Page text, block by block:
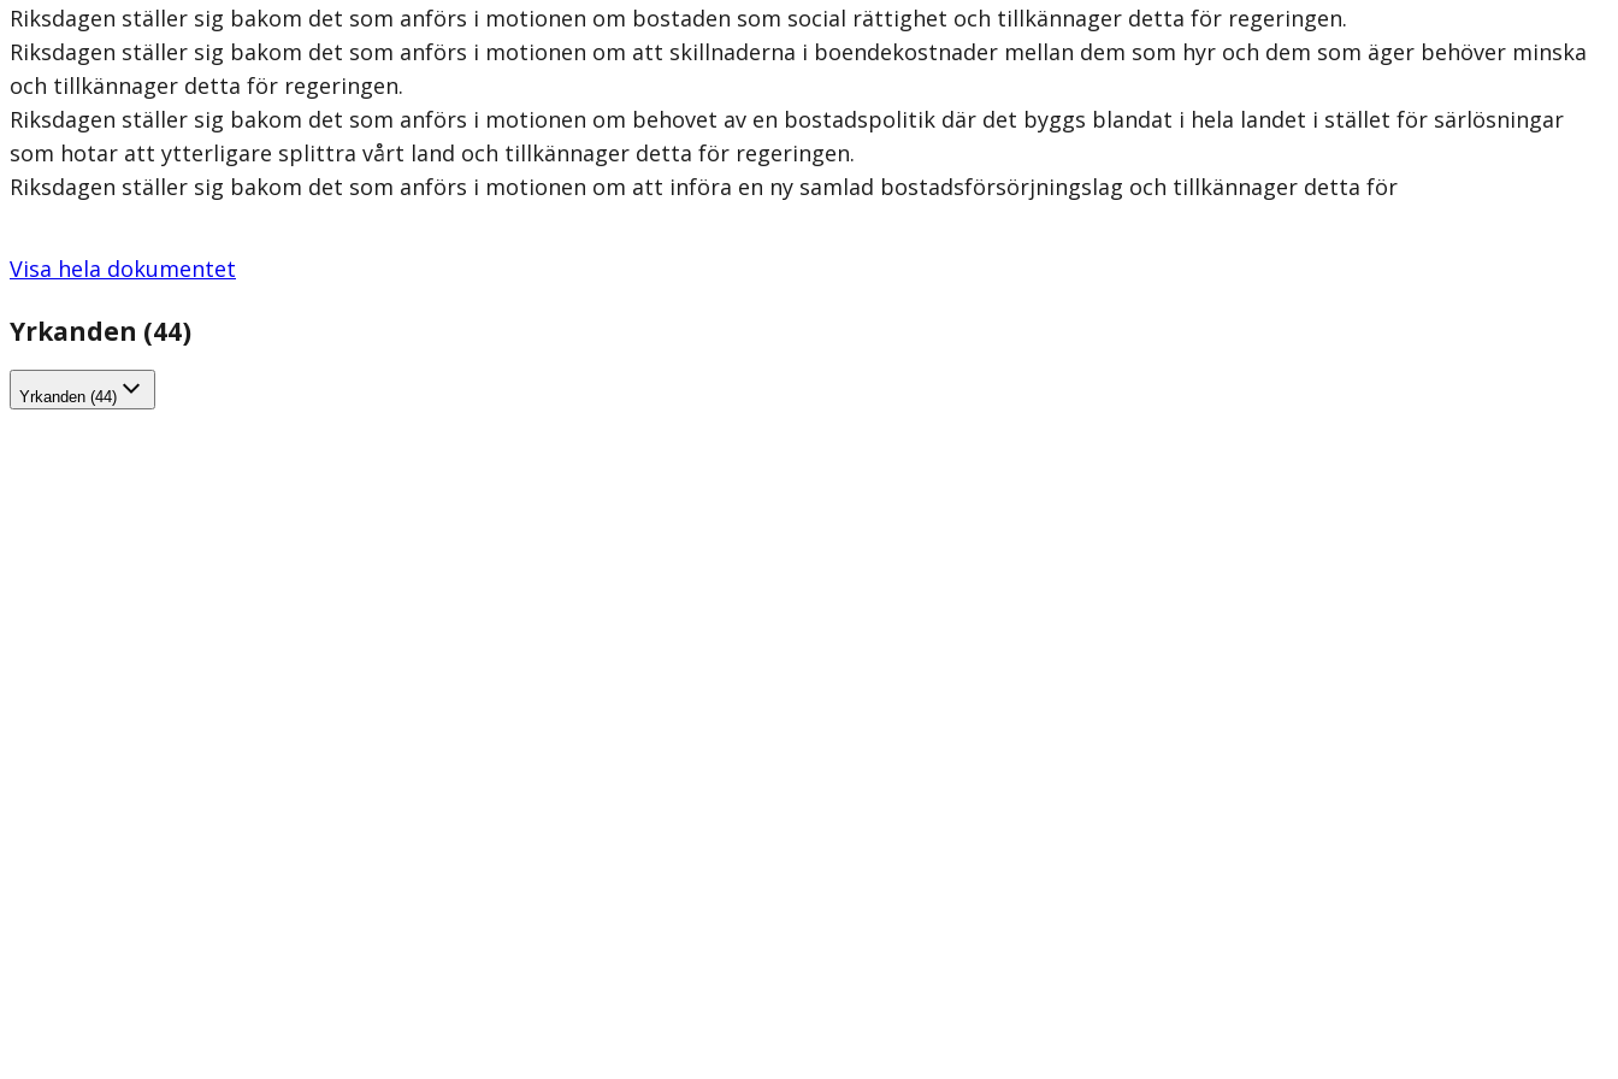
Riksdagen ställer sig bakom det som anförs i motionen om bostaden som social rättighet och tillkännager detta för regeringen.
Riksdagen ställer sig bakom det som anförs i motionen om att skillnaderna i boendekostnader mellan dem som hyr och dem som äger behöver minska
och tillkännager detta för regeringen.
Riksdagen ställer sig bakom det som anförs i motionen om behovet av en bostadspolitik där det byggs blandat i hela landet i stället för särlösningar
som hotar att ytterligare splittra vårt land och tillkännager detta för regeringen.
Riksdagen ställer sig bakom det som anförs i motionen om att införa en ny samlad bostadsförsörjningslag och tillkännager detta för
Visa hela dokumentet
Yrkanden (44)
Yrkanden (44)